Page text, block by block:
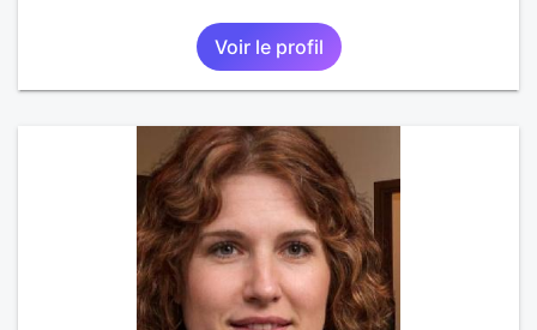
Voir le profil